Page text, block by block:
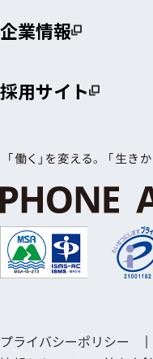
企業情報
採用サイト
プライバシーポリシー